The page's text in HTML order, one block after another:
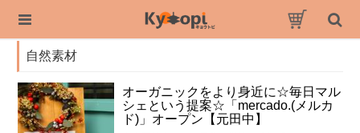
自然素材
オーガニックをより身近に☆毎日マル
シェという提案☆「mercado.(メルカ
ド)」オープン【元田中】